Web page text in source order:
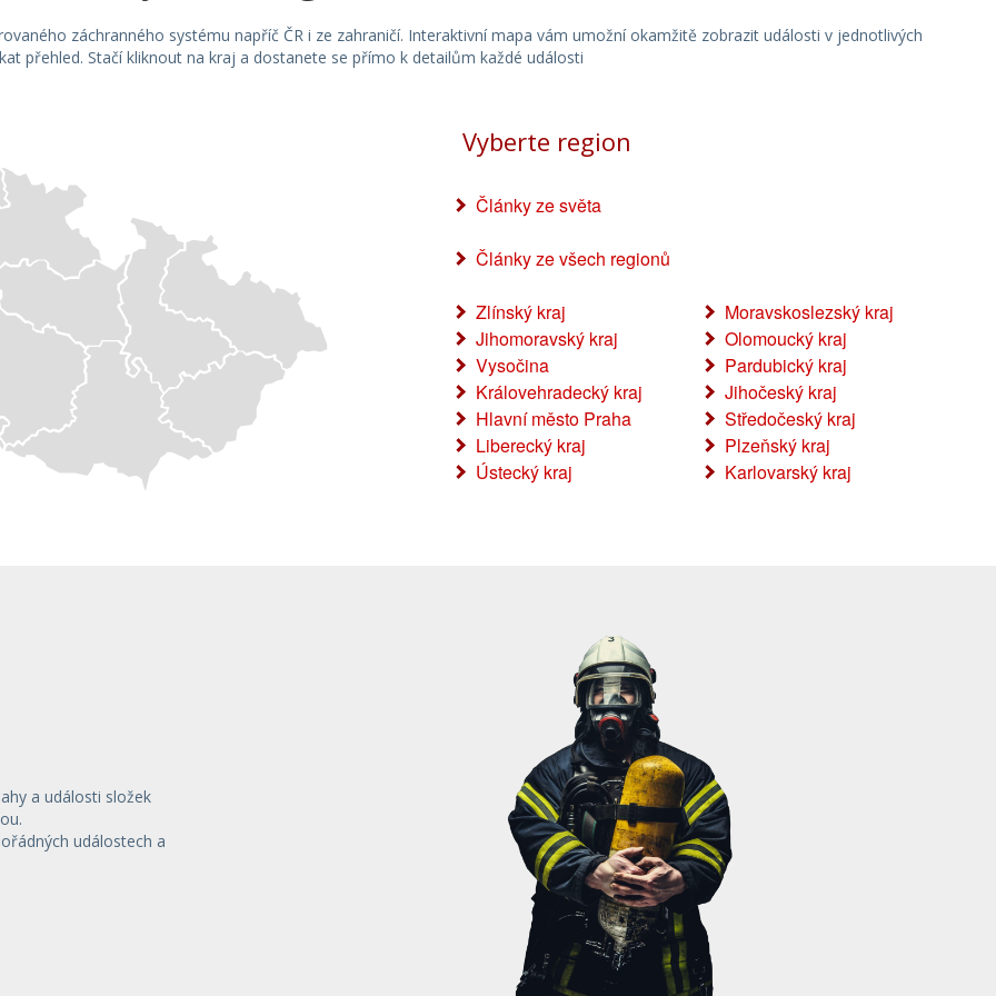
z Frýdku-Místku jim asistovali. Polská
dodávka byla po vytažení na cestu schopna
dojet na silnici a pokračovat dál do Bratislavy.
několik desítek minut. Během úterního
odpoledne zde zůstanou na kontrolu
Moravskoslezského kraje Foto:HZS
záchranného systému napříč ČR i ze zahraničí. Interaktivní mapa vám umožní okamžitě zobrazit události v jednotlivých
přehled. Stačí kliknout na kraj a dostanete se přímo k detailům každé události
Vyberte region
Články ze světa
Články ze všech regionů
Zlínský kraj
Moravskoslezský kraj
Jihomoravský kraj
Olomoucký kraj
Vysočina
Pardubický kraj
Královehradecký kraj
Jihočeský kraj
Hlavní město Praha
Středočeský kraj
Liberecký kraj
Plzeňský kraj
Ústecký kraj
Karlovarský kraj
a události složek
událostech a